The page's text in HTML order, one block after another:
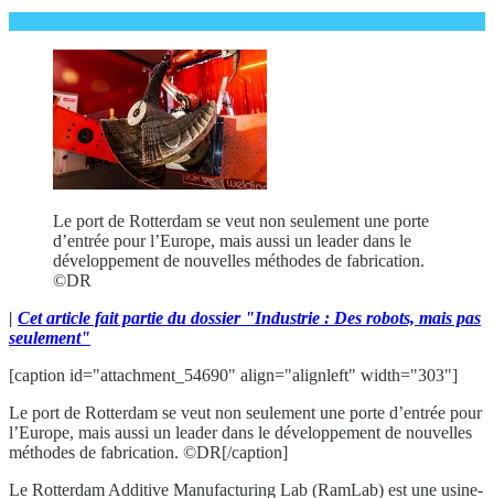
Le port de Rotterdam se veut non seulement une porte
d’entrée pour l’Europe, mais aussi un leader dans le
développement de nouvelles méthodes de fabrication.
©DR
| Cet article fait partie du dossier "Industrie : Des robots, mais pas
seulement"
[caption id="attachment_54690" align="alignleft" width="303"]
Le port de Rotterdam se veut non seulement une porte d’entrée pour
l’Europe, mais aussi un leader dans le développement de nouvelles
méthodes de fabrication. ©DR[/caption]
Le Rotterdam Additive Manufacturing Lab (RamLab) est une usine-